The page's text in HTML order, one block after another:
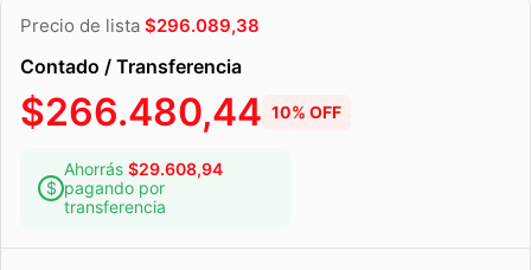
Precio de lista $296.089,38
Contado / Transferencia
$266.480,44 10% OFF
Ahorrás $29.608,94
pagando por
transferencia